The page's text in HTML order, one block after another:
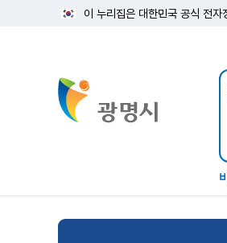
이 누리집은 대한민국 공식 전자
뉴스/정보공개